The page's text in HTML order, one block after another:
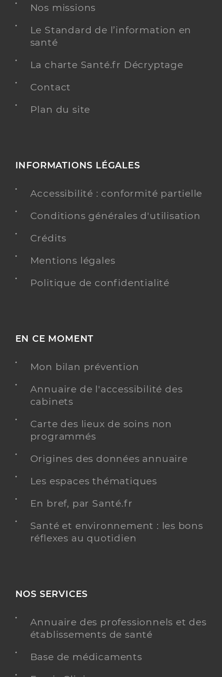
Nos missions
Le Standard de l’information en
santé
La charte Santé.fr Décryptage
Contact
Plan du site
INFORMATIONS LÉGALES
Accessibilité : conformité partielle
Conditions générales d'utilisation
Crédits
Mentions légales
Politique de confidentialité
EN CE MOMENT
Mon bilan prévention
Annuaire de l'accessibilité des
cabinets
Carte des lieux de soins non
programmés
Origines des données annuaire
Les espaces thématiques
En bref, par Santé.fr
Santé et environnement : les bons
réflexes au quotidien
NOS SERVICES
Annuaire des professionnels et des
établissements de santé
Base de médicaments